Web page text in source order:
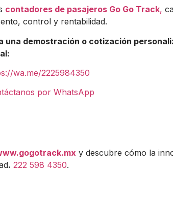
contadores de pasajeros Go Go Track,
control y rentabilidad.
una demostración o cotización
wa.me/2225984350
por WhatsApp
y descubre cómo la
. 222 598 4350.